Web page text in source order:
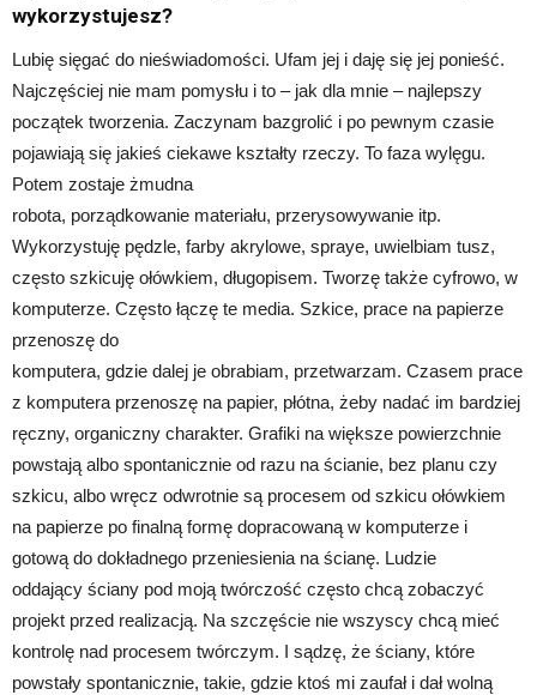
wykorzystujesz?
Lubię sięgać do nieświadomości. Ufam jej i daję się jej ponieść.
Najczęściej nie mam pomysłu i to – jak dla mnie – najlepszy
początek tworzenia. Zaczynam bazgrolić i po pewnym czasie
pojawiają się jakieś ciekawe kształty rzeczy. To faza wylęgu.
Potem zostaje żmudna
robota, porządkowanie materiału, przerysowywanie itp.
Wykorzystuję pędzle, farby akrylowe, spraye, uwielbiam tusz,
często szkicuję ołówkiem, długopisem. Tworzę także cyfrowo, w
komputerze. Często łączę te media. Szkice, prace na papierze
przenoszę do
komputera, gdzie dalej je obrabiam, przetwarzam. Czasem prace
z komputera przenoszę na papier, płótna, żeby nadać im bardziej
ręczny, organiczny charakter. Grafiki na większe powierzchnie
powstają albo spontanicznie od razu na ścianie, bez planu czy
szkicu, albo wręcz odwrotnie są procesem od szkicu ołówkiem
na papierze po finalną formę dopracowaną w komputerze i
gotową do dokładnego przeniesienia na ścianę. Ludzie
oddający ściany pod moją twórczość często chcą zobaczyć
projekt przed realizacją. Na szczęście nie wszyscy chcą mieć
kontrolę nad procesem twórczym. I sądzę, że ściany, które
powstały spontanicznie, takie, gdzie ktoś mi zaufał i dał wolną